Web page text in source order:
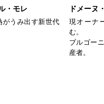
・モレ
がうみ出す新世代
ドメーヌ
現オーナ
む。
ブルゴー
産者。